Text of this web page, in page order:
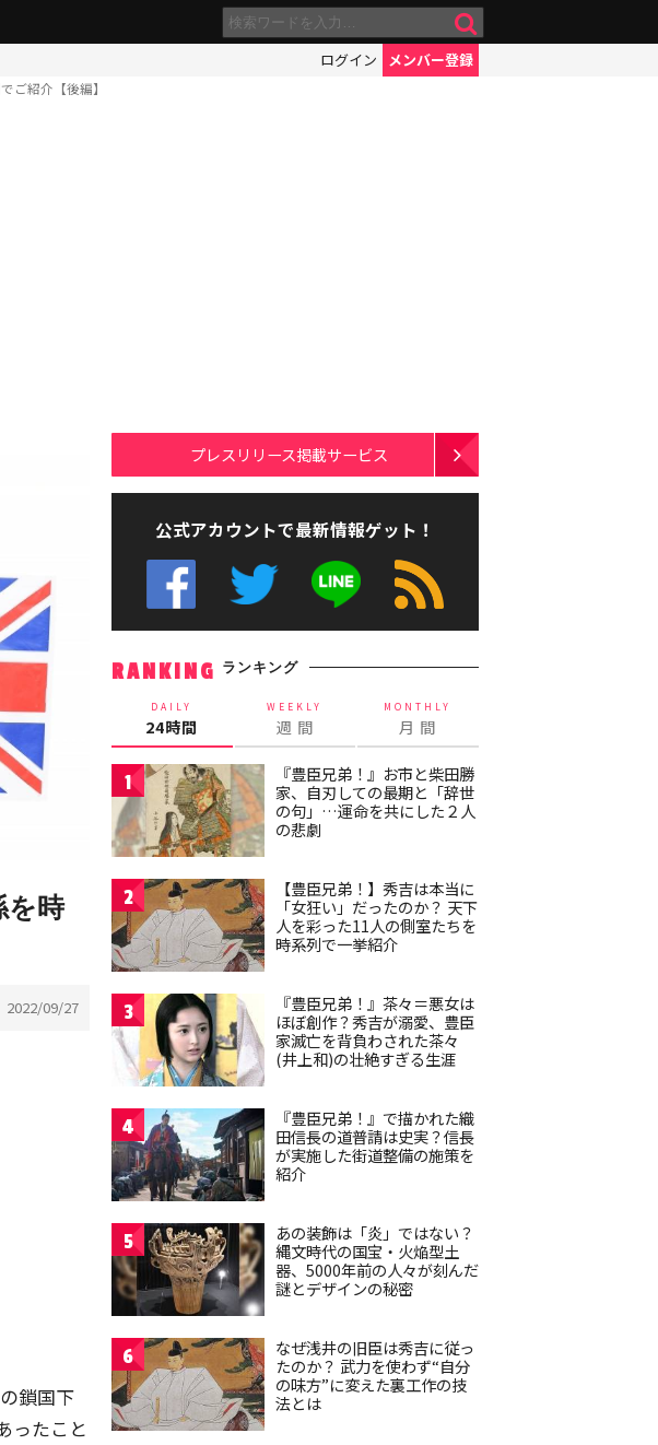
ログイン メンバー登録
ご紹介【後編】
を時
2022/09/27
鎖国下
ったこと
プレスリリース掲載サービス
公式アカウントで最新情報ゲット！
RANKING ランキング
DAILY
24時間
WEEKLY
週 間
MONTHLY
月 間
1
『豊臣兄弟！』お市と柴田勝
家、自刃しての最期と「辞世
の句」…運命を共にした２人
の悲劇
2
【豊臣兄弟！】秀吉は本当に
「女狂い」だったのか？ 天下
人を彩った11人の側室たちを
時系列で一挙紹介
3
『豊臣兄弟！』茶々＝悪女は
ほぼ創作？秀吉が溺愛、豊臣
家滅亡を背負わされた茶々
(井上和)の壮絶すぎる生涯
4
『豊臣兄弟！』で描かれた織
田信長の道普請は史実？信長
が実施した街道整備の施策を
紹介
5
あの装飾は「炎」ではない？
縄文時代の国宝・火焔型土
器、5000年前の人々が刻んだ
謎とデザインの秘密
6
なぜ浅井の旧臣は秀吉に従っ
たのか？ 武力を使わず“自分
の味方”に変えた裏工作の技
法とは